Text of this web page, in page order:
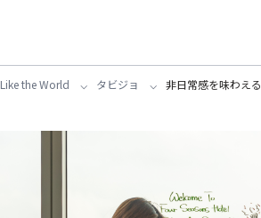
Like the World タビジョ 非日常感を味わえる